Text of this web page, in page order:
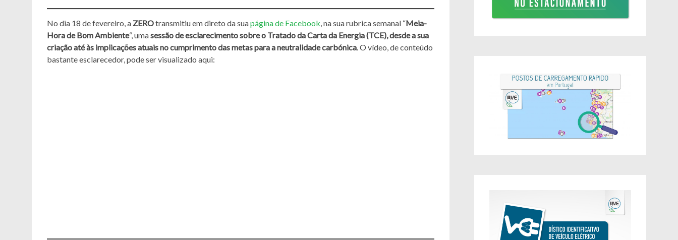
No dia 18 de fevereiro, a ZEROtransmitiu em direto da suapágina de Facebook, na sua rubrica semanal “Meia-
Hora de Bom Ambiente“, umasessão de esclarecimento sobre o Tratado da Carta da Energia (TCE), desde a sua
criação até às implicações atuais no cumprimento das metas para a neutralidade carbónica. O vídeo, de conteúdo
bastante esclarecedor, pode ser visualizado aqui: